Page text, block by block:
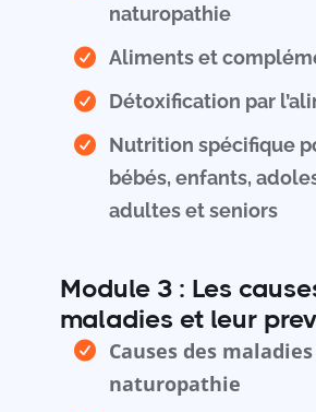
naturopathie
Aliments et
Détoxification par
Nutrition spécifique
bébés, enfants,
adultes et seniors
Module 3 : Les
maladies et leur
Causes des
naturopathie